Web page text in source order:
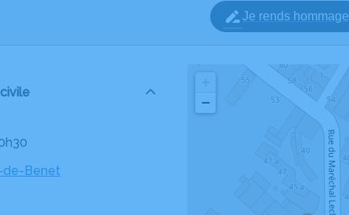
Je rends hommage
de-Benet
−